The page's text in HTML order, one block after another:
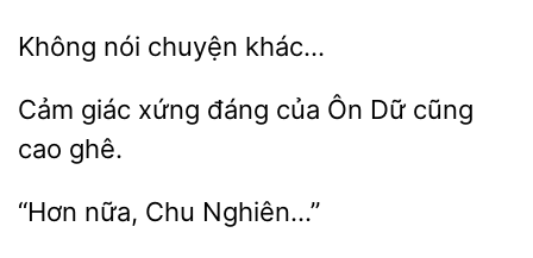
nói
Cảm giác đáng của
Dữ
cao ghê.
nữa,